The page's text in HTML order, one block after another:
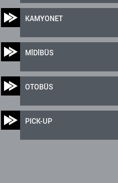
KAMYONET
MİDİBÜS
OTOBÜS
PICK-UP